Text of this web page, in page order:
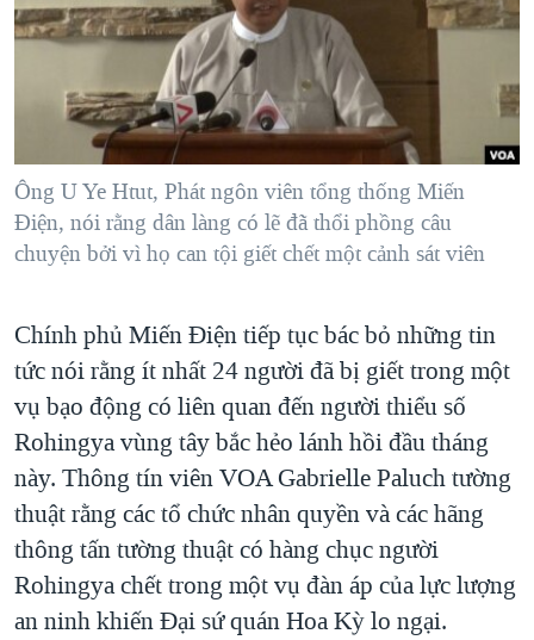
"Tìm"NGƯỜI VIỆT HẢI NGOẠI
KINH TẾ
KHOA HỌC
SỨC KHOẺ
VĂN HOÁ
GIÁO DỤC
TẠI
HÀNH TRÌNH BẦU CỬ 2024
MỘT NĂM CHIẾN TRANH TẠI DẢI GAZA
GIẢI MÃ VÀNH ĐAI & CON ĐƯỜNG
TRỊNH VĨNH BÌNH - NGƯỜI HẠ 'BÊN THẮNG CUỘC'
GROUND ZERO – XƯA VÀ NAY
CÁC GIÁ TRỊ CỘNG HÒA Ở VIỆT NAM
THƯỢNG ĐỈNH TRUMP-KIM TẠI VIỆT NAM
TRỊNH VĨNH BÌNH VS. CHÍNH PHỦ VIỆT NAM
NGƯ DÂN VIỆT VÀ LÀN SÓNG TRỘM HẢI SÂM
BÊN KIA QUỐC LỘ: TIẾNG VỌNG TỪ NÔNG THÔN MỸ
QUAN HỆ VIỆT MỸ
VIDEO
MẠNG XÃ HỘI
Ngôn ngữ khác
Ông U Ye Htut, Phát ngôn viên tổng thống Miến
Điện, nói rằng dân làng có lẽ đã thổi phồng câu
chuyện bởi vì họ can tội giết chết một cảnh sát viên
Chính phủ Miến Ðiện tiếp tục bác bỏ những tin
tức nói rằng ít nhất 24 người đã bị giết trong một
vụ bạo động có liên quan đến người thiểu số
Rohingya vùng tây bắc hẻo lánh hồi đầu tháng
này. Thông tín viên VOA Gabrielle Paluch tường
thuật rằng các tổ chức nhân quyền và các hãng
thông tấn tường thuật có hàng chục người
Rohingya chết trong một vụ đàn áp của lực lượng
an ninh khiến Ðại sứ quán Hoa Kỳ lo ngại.